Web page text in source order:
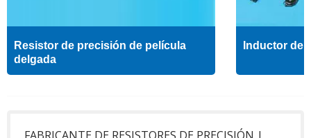
Resistor de precisión de película
delgada
Inductor de